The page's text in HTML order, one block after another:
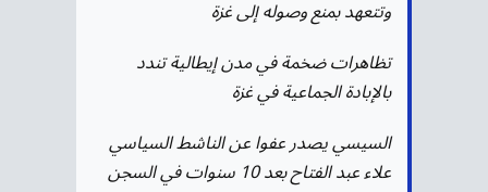
وتتعهد بمنع وصوله إلى غزة
تظاهرات ضخمة في مدن إيطالية تندد
بالإبادة الجماعية في غزة
السيسي يصدر عفوا عن الناشط السياسي
علاء عبد الفتاح بعد 10 سنوات في السجن